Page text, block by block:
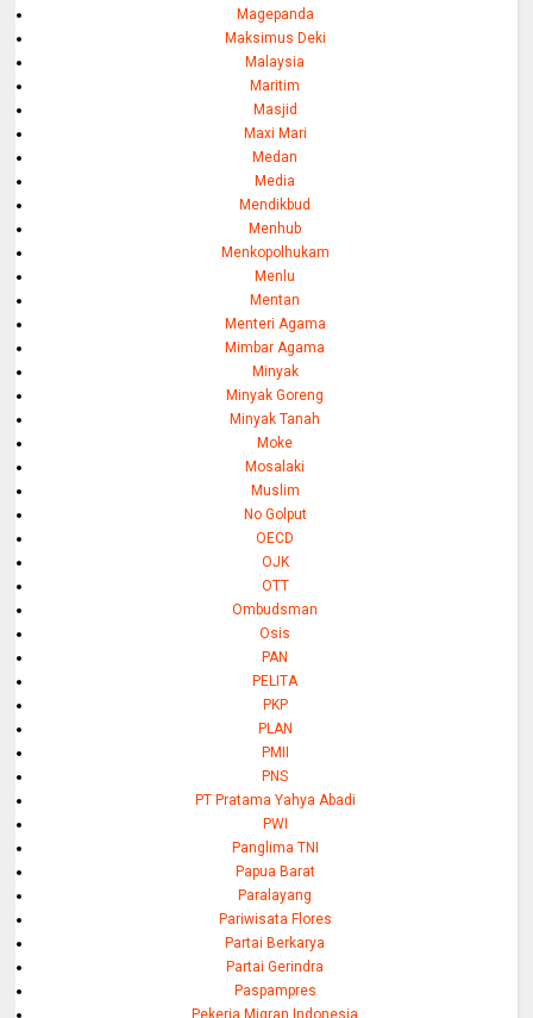
Magepanda
Maksimus Deki
Malaysia
Maritim
Masjid
Maxi Mari
Medan
Media
Mendikbud
Menhub
Menkopolhukam
Menlu
Mentan
Menteri Agama
Mimbar Agama
Minyak
Minyak Goreng
Minyak Tanah
Moke
Mosalaki
Muslim
No Golput
OECD
OJK
OTT
Ombudsman
Osis
PAN
PELITA
PKP
PLAN
PMII
PNS
PT Pratama Yahya Abadi
PWI
Panglima TNI
Papua Barat
Paralayang
Pariwisata Flores
Partai Berkarya
Partai Gerindra
Paspampres
Pekerja Migran Indonesia